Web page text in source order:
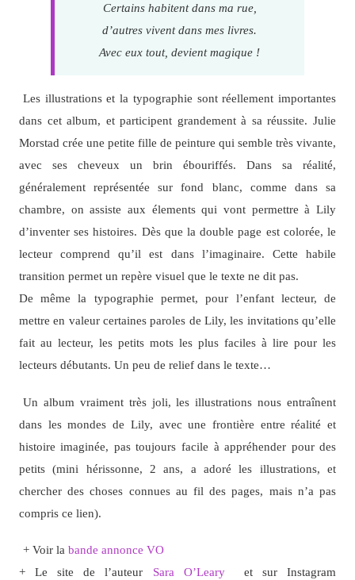
Certains habitent dans ma rue,
d’autres vivent dans mes livres.
Avec eux tout, devient magique !
Les illustrations et la typographie sont réellement importantes
dans cet album, et participent grandement à sa réussite. Julie
Morstad crée une petite fille de peinture qui semble très vivante,
avec ses cheveux un brin ébouriffés. Dans sa réalité,
généralement représentée sur fond blanc, comme dans sa
chambre, on assiste aux élements qui vont permettre à Lily
d’inventer ses histoires. Dès que la double page est colorée, le
lecteur comprend qu’il est dans l’imaginaire. Cette habile
transition permet un repère visuel que le texte ne dit pas.
De même la typographie permet, pour l’enfant lecteur, de
mettre en valeur certaines paroles de Lily, les invitations qu’elle
fait au lecteur, les petits mots les plus faciles à lire pour les
lecteurs débutants. Un peu de relief dans le texte…
Un album vraiment très joli, les illustrations nous entraînent
dans les mondes de Lily, avec une frontière entre réalité et
histoire imaginée, pas toujours facile à appréhender pour des
petits (mini hérissonne, 2 ans, a adoré les illustrations, et
chercher des choses connues au fil des pages, mais n’a pas
compris ce lien).
+ Voir la bande annonce VO
+ Le site de l’auteur Sara O’Learyet sur Instagram